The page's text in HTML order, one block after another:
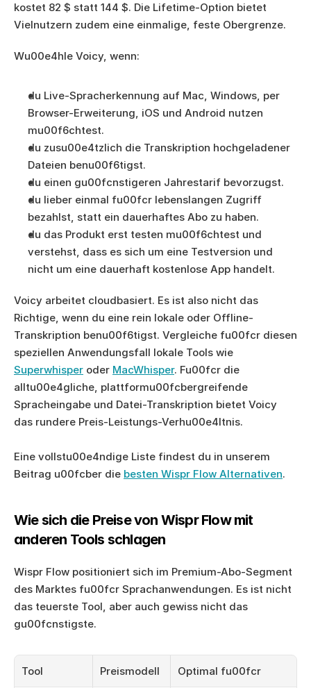
kostet 82 $ statt 144 $. Die Lifetime-Option bietet
Vielnutzern zudem eine einmalige, feste Obergrenze.
Wu00e4hle Voicy, wenn:
du Live-Spracherkennung auf Mac, Windows, per
Browser-Erweiterung, iOS und Android nutzen
mu00f6chtest.
du zusu00e4tzlich die Transkription hochgeladener
Dateien benu00f6tigst.
du einen gu00fcnstigeren Jahrestarif bevorzugst.
du lieber einmal fu00fcr lebenslangen Zugriff
bezahlst, statt ein dauerhaftes Abo zu haben.
du das Produkt erst testen mu00f6chtest und
verstehst, dass es sich um eine Testversion und
nicht um eine dauerhaft kostenlose App handelt.
Voicy arbeitet cloudbasiert. Es ist also nicht das
Richtige, wenn du eine rein lokale oder Offline-
Transkription benu00f6tigst. Vergleiche fu00fcr diesen
Superwhisper oder MacWhisper. Fu00fcr die
alltu00e4gliche, plattformu00fcbergreifende
Spracheingabe und Datei-Transkription bietet Voicy
das rundere Preis-Leistungs-Verhu00e4ltnis.
Eine vollstu00e4ndige Liste findest du in unserem
Beitrag u00fcber die besten Wispr Flow Alternativen.
Wie sich die Preise von Wispr Flow mit
anderen Tools schlagen
Wispr Flow positioniert sich im Premium-Abo-Segment
des Marktes fu00fcr Sprachanwendungen. Es ist nicht
das teuerste Tool, aber auch gewiss nicht das
gu00fcnstigste.
Tool Preismodell Optimal fu00fcr